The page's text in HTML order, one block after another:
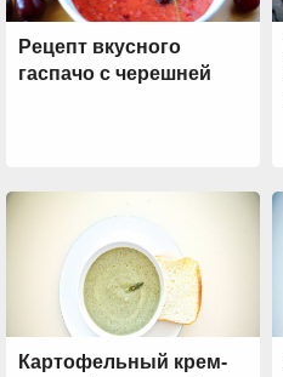
Рецепт вкусного
гаспачо с черешней
Картофельный крем-